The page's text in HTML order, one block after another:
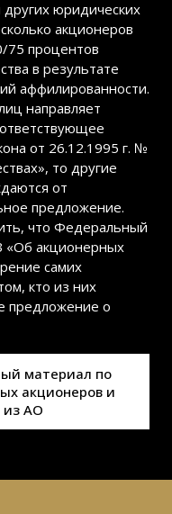
других юридических
акционеров
75 процентов
в результате
аффилированности.
направляет
от 26.12.1995 г. №
то другие
от
предложение.
что Федеральный
«Об акционерных
самих
кто из них
предложение о
материал по
акционеров и
из АО